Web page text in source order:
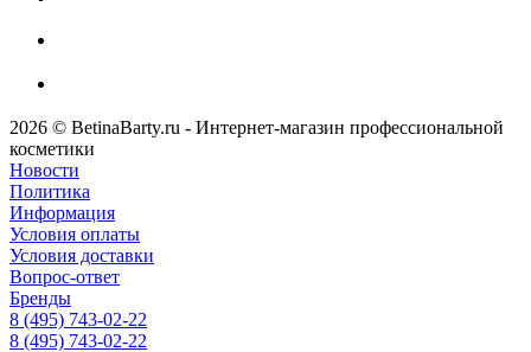
2026 © BetinaBarty.ru - Интернет-магазин профессиональной
косметики
Новости
Политика
Информация
Условия оплаты
Условия доставки
Вопрос-ответ
Бренды
8 (495) 743-02-22
8 (495) 743-02-22